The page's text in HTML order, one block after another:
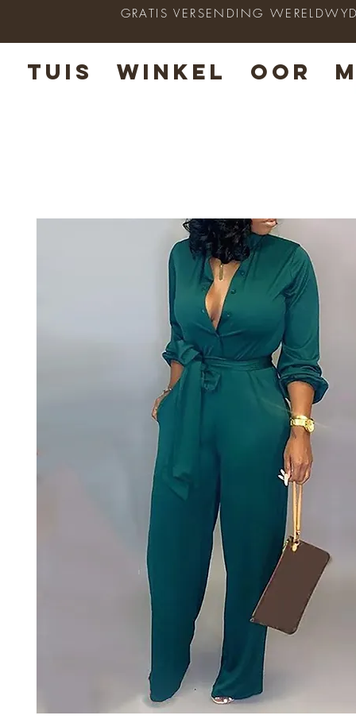
TUIS WINKEL OOR
GRATIS VERSENDING